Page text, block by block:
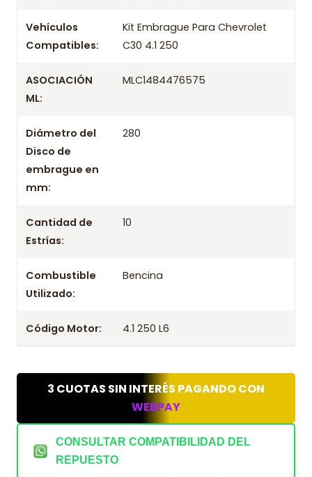
tienda previo correo de confirmación.
Vehículos
Compatibles:
Kit Embrague Para Chevrolet
C30 4.1 250
ASOCIACIÓN
ML:
MLC1484476575
Diámetro del
Disco de
embrague en
mm:
280
Cantidad de
Estrías:
10
Combustible
Utilizado:
Bencina
Código Motor: 4.1 250 L6
3 CUOTAS SIN INTERÉS PAGANDO CON
WEBPAY
CONSULTAR COMPATIBILIDAD DEL
REPUESTO